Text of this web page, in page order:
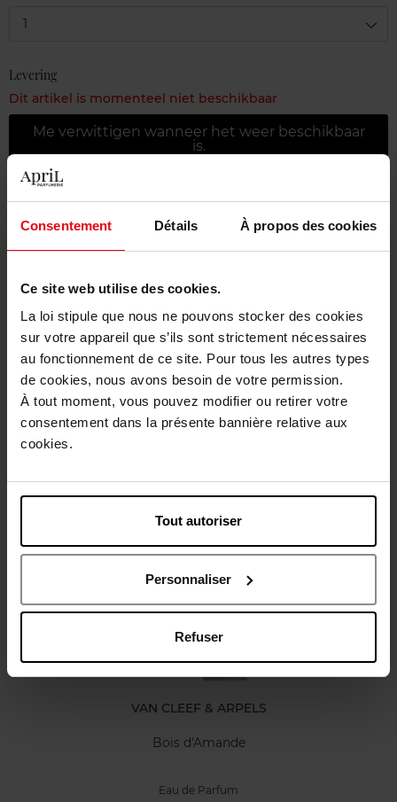
Consentement Détails À propos des cookies
Ce site web utilise des cookies.
La loi stipule que nous ne pouvons stocker des cookies
sur votre appareil que s’ils sont strictement nécessaires
au fonctionnement de ce site. Pour tous les autres types
de cookies, nous avons besoin de votre permission.
À tout moment, vous pouvez modifier ou retirer votre
consentement dans la présente bannière relative aux
cookies.
Tout autoriser
Personnaliser
Refuser
1
Levering
Dit artikel is momenteel niet beschikbaar
Me verwittigen wanneer het weer beschikbaar
is.
Gratis retour in je winkelpunt
Beschrijving
Karakteristieken
Review Beleid inzake klantbeoordelingen
Nog iets vergeten ?
VAN CLEEF & ARPELS
Bois d'Amande
Eau de Parfum